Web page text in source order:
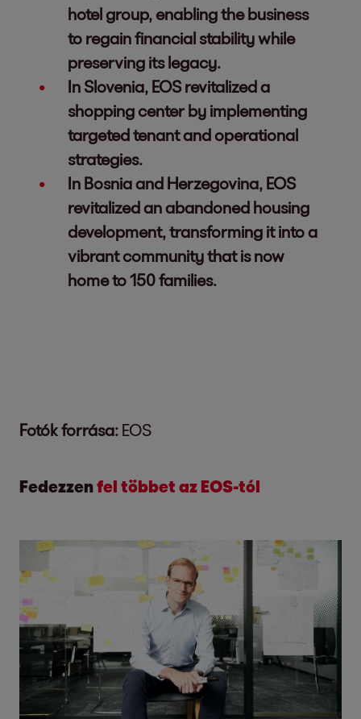
hotel group, enabling the business
to regain financial stability while
preserving its legacy.
In Slovenia, EOS revitalized a
shopping center by implementing
targeted tenant and operational
strategies.
In Bosnia and Herzegovina, EOS
revitalized an abandoned housing
development, transforming it into a
vibrant community that is now
home to 150 families.
Fotók forrása: EOS
Fedezzenfel többet az EOS-tól